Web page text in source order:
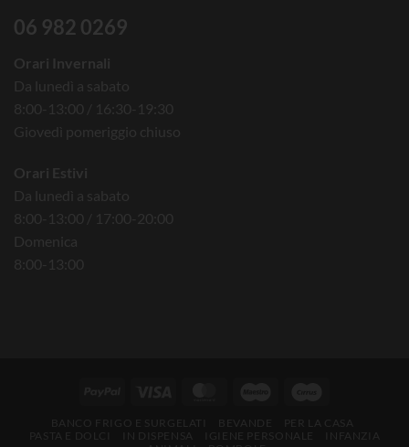
06 982 0269
Orari Invernali
Da lunedì a sabato
8:00-13:00 / 16:30-19:30
Giovedì pomeriggio chiuso
Orari Estivi
Da lunedì a sabato
8:00-13:00 / 17:00-20:00
Domenica
8:00-13:00